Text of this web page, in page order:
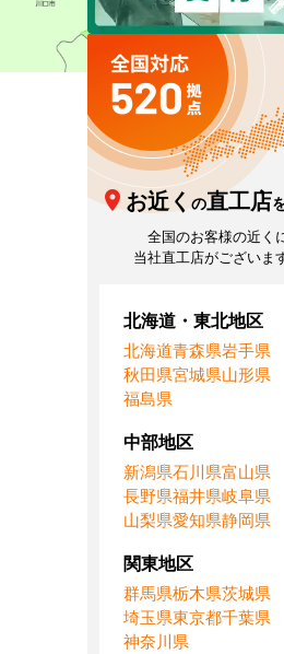
上
間
い
宮区
川
須
市
久
谷
さ
秩父
鶴
市
日高
ふ
、
代町
潮市
お近くの直工店
全国のお客様の近く
当社直工店がございます
北海道・東北地区
北海道青森県岩手県
秋田県宮城県山形県
福島県
中部地区
新潟県石川県富山県
長野県福井県岐阜県
山梨県愛知県静岡県
関東地区
群馬県栃木県茨城県
埼玉県東京都千葉県
神奈川県